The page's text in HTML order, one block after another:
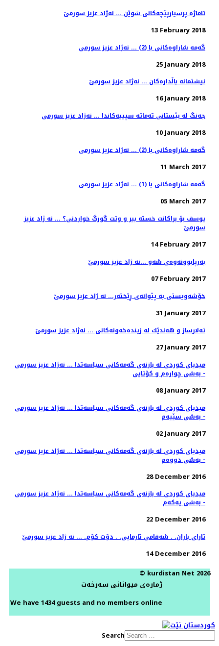
13 February 2018
گه‌مه‌ شاراوه‌كانی با (2) ... نه‌ژاد عزیز سورمی
25 January 2018
نیشتمانه‌ باڵداره‌كان ... نه‌ژاد عزیز سورمێ
16 January 2018
جه‌نگ له‌ بێستانی ته‌ماته‌ سپییه‌كاندا ... نه‌ژاد عزیز سورمی
10 January 2018
گه‌مه‌ شاراوه‌كانی با (2) ... نه‌ژاد عزیز سورمی
11 March 2017
گه‌مه‌ شاراوه‌كانی با (1) ... نه‌ژاد عزیز سورمی
05 March 2017
یوسف بۆ براكانت خسته‌ بیر و وتت گورگ خواردنی؟ ... نه ژاد عزیز
سورمێ
14 February 2017
به‌رپابوونه‌وه‌ی شه‌و ...نه ژاد عزيز سورمێ
07 February 2017
خۆشه‌ویستی به‌ پێوانه‌ی ڕێخته‌ر... نه ژاد عزیز سورمێ
31 January 2017
ته‌لارساز و هه‌ندێك له‌ زینده‌خه‌ونه‌كانی ... نەژاد عزیز سورمێ
27 January 2017
میدیای كوردی له‌ بازنه‌ی گه‌مه‌كانی سیاسه‌تدا ... نه‌ژاد عزیز سورمی
- به‌شی چواره‌م و كۆتایی
08 January 2017
میدیای كوردی له‌ بازنه‌ی گه‌مه‌كانی سیاسه‌تدا ... نه‌ژاد عزیز سورمی
- به‌شی سێیه‌م
02 January 2017
میدیای كوردی له‌ بازنه‌ی گه‌مه‌كانی سیاسه‌تدا ... نه‌ژاد عزیز سورمی
- به‌شی دووه‌م
28 December 2016
میدیای كوردی له‌ بازنه‌ی گه‌مه‌كانی سیاسه‌تدا ... نه‌ژاد عزیز سورمی
- به‌شی یه‌كه‌م
22 December 2016
تارای باران. . شه‌قامی تارمایی. . دۆت كۆم. ... نه ژاد عزیز سورمێ
14 December 2016
© kurdistan Net 2026
ژمارەی میوانانی سەرخەت
We have 1434 guests and no members online
Search